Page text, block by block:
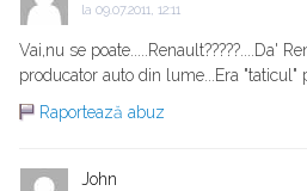
la 09.07.2011, 12:11
Vai,nu se poate.....Renault?????....Da'
producator auto din lume...Era "taticul"
Raportează abuz
John